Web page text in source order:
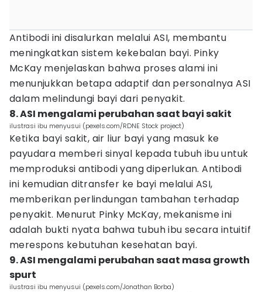
Antibodi ini disalurkan melalui ASI, membantu
meningkatkan sistem kekebalan bayi. Pinky
McKay menjelaskan bahwa proses alami ini
menunjukkan betapa adaptif dan personalnya ASI
dalam melindungi bayi dari penyakit.
8. ASI mengalami perubahan saat bayi sakit
ilustrasi ibu menyusui (pexels.com/RDNE Stock project)
Ketika bayi sakit, air liur bayi yang masuk ke
payudara memberi sinyal kepada tubuh ibu untuk
memproduksi antibodi yang diperlukan. Antibodi
ini kemudian ditransfer ke bayi melalui ASI,
memberikan perlindungan tambahan terhadap
penyakit. Menurut Pinky McKay, mekanisme ini
adalah bukti nyata bahwa tubuh ibu secara intuitif
merespons kebutuhan kesehatan bayi.
9. ASI mengalami perubahan saat masa growth
spurt
ilustrasi ibu menyusui (pexels.com/Jonathan Borba)